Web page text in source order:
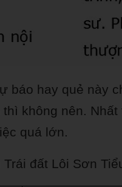
báo hay quẻ này
không nên.
quá lớn.
đất Lôi Sơn